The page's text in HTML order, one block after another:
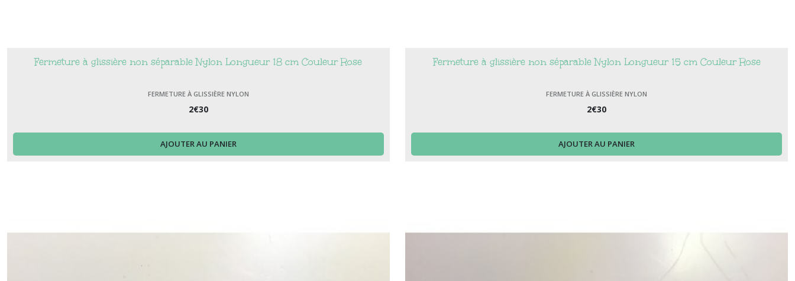
Fermeture à glissière non séparable Nylon Longueur 18 cm Couleur Rose
FERMETURE À GLISSIÈRE NYLON
2€30
AJOUTER AU PANIER
Fermeture à glissière non séparable Nylon Longueur 15 cm Couleur Rose
FERMETURE À GLISSIÈRE NYLON
2€30
AJOUTER AU PANIER